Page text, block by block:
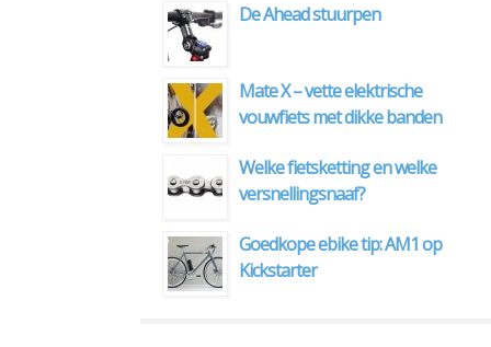
De Ahead stuurpen
Mate X – vette elektrische
vouwfiets met dikke banden
Welke fietsketting en welke
versnellingsnaaf?
Goedkope ebike tip: AM1 op
Kickstarter